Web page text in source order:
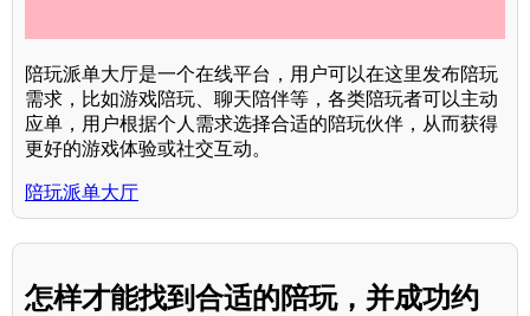
陪玩派单大厅是一个在线平台，用户可以在这里发布陪玩
需求，比如游戏陪玩、聊天陪伴等，各类陪玩者可以主动
应单，用户根据个人需求选择合适的陪玩伙伴，从而获得
更好的游戏体验或社交互动。
陪玩派单大厅
怎样才能找到合适的陪玩，并成功约